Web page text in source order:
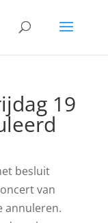
19
besluit
van
annuleren.